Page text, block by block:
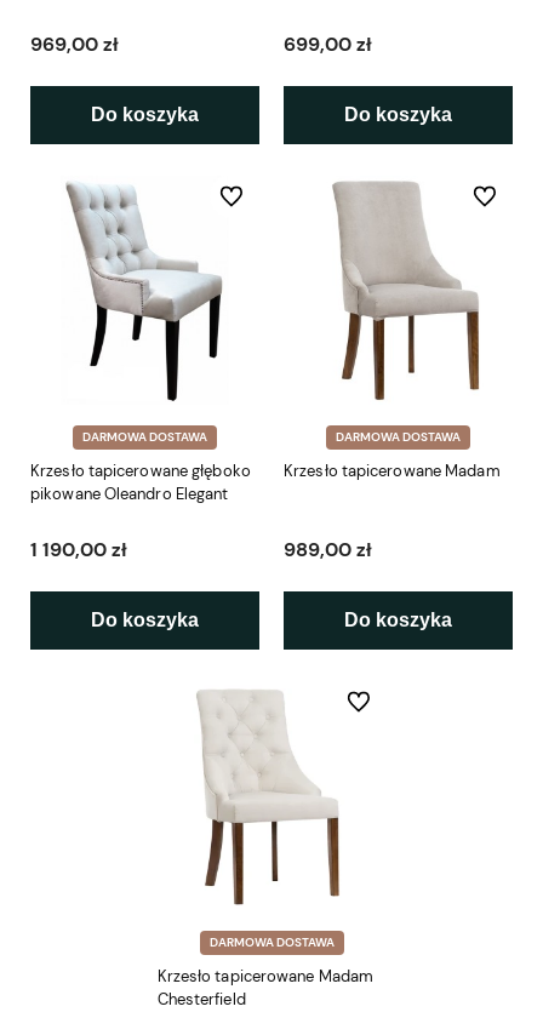
969,00 zł
Do koszyka
699,00 zł
Do koszyka
DARMOWA DOSTAWA
Krzesło tapicerowane głęboko
pikowane Oleandro Elegant
1 190,00 zł
Do koszyka
Do ulubionych
DARMOWA DOSTAWA
Krzesło tapicerowane Madam
989,00 zł
Do koszyka
Do
DARMOWA DOSTAWA
Krzesło tapicerowane Madam
Chesterfield
Do ulubionych